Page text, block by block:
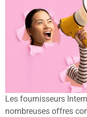
Les fournisseurs
nombreuses offres